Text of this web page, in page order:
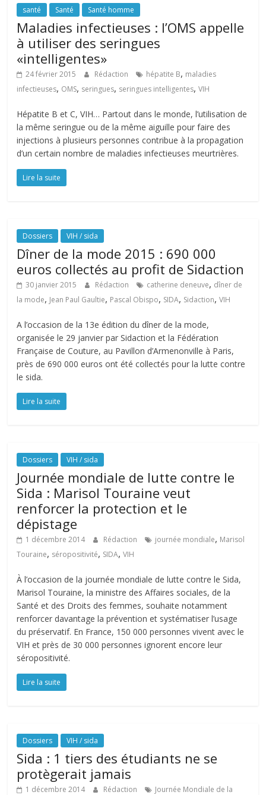
santé Santé Santé homme
Maladies infectieuses : l’OMS appelle
à utiliser des seringues
«intelligentes»
24 février 2015 Rédaction hépatite B, maladies
infectieuses, OMS, seringues, seringues intelligentes,VIH
Hépatite B et C, VIH… Partout dans le monde, l’utilisation de
la même seringue ou de la même aiguille pour faire des
injections à plusieurs personnes contribue à la propagation
d’un certain nombre de maladies infectieuses meurtrières.
Lire la suite
Dossiers VIH / sida
Dîner de la mode 2015 : 690 000
euros collectés au profit de Sidaction
30 janvier 2015 Rédaction catherine deneuve, dîner de
la mode, Jean Paul Gaultie, Pascal Obispo, SIDA, Sidaction,VIH
A l’occasion de la 13e édition du dîner de la mode,
organisée le 29 janvier par Sidaction et la Fédération
Française de Couture, au Pavillon d’Armenonville à Paris,
près de 690 000 euros ont été collectés pour la lutte contre
le sida.
Lire la suite
Dossiers VIH / sida
Journée mondiale de lutte contre le
Sida : Marisol Touraine veut
renforcer la protection et le
dépistage
1 décembre 2014 Rédaction journée mondiale, Marisol
Touraine, séropositivité, SIDA,VIH
À l’occasion de la journée mondiale de lutte contre le Sida,
Marisol Touraine, la ministre des Affaires sociales, de la
Santé et des Droits des femmes, souhaite notamment
renforcer davantage la prévention et systématiser l’usage
du préservatif. En France, 150 000 personnes vivent avec le
VIH et près de 30 000 personnes ignorent encore leur
séropositivité.
Lire la suite
Dossiers VIH / sida
Sida : 1 tiers des étudiants ne se
protègerait jamais
1 décembre 2014 Rédaction
Journée Mondiale de la